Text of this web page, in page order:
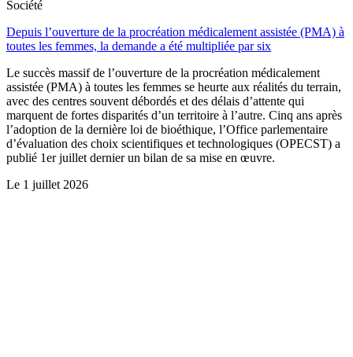
Société
Depuis l’ouverture de la procréation médicalement assistée (PMA) à
toutes les femmes, la demande a été multipliée par six
Le succès massif de l’ouverture de la procréation médicalement
assistée (PMA) à toutes les femmes se heurte aux réalités du terrain,
avec des centres souvent débordés et des délais d’attente qui
marquent de fortes disparités d’un territoire à l’autre. Cinq ans après
l’adoption de la dernière loi de bioéthique, l’Office parlementaire
d’évaluation des choix scientifiques et technologiques (OPECST) a
publié 1er juillet dernier un bilan de sa mise en œuvre.
Le 1 juillet 2026